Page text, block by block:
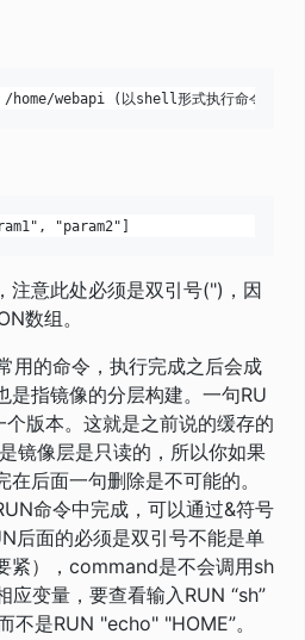
注意此处必须是双引号(")，因
数组。
用的命令，执行完成之后会成
是指镜像的分层构建。一句RU
版本。这就是之前说的缓存的
镜像层是只读的，所以你如果
后面一句删除是不可能的。
命令中完成，可以通过&符号
后面的必须是双引号不能是单
紧），command是不会调用sh
应变量，要查看输入RUN “sh”
不是RUN "echo" "HOME”。